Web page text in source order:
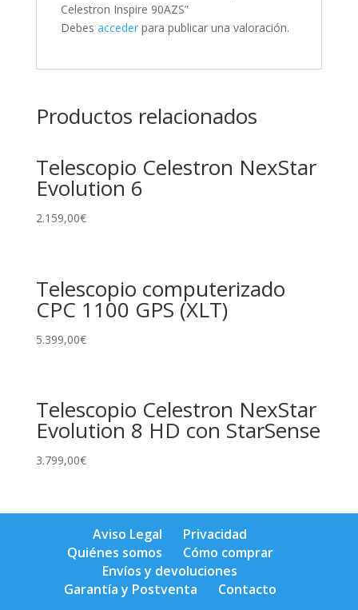
Celestron Inspire 90AZS”
Debes accederpara publicar una valoración.
Productos relacionados
Telescopio Celestron NexStar
Evolution 6
2.159,00€
Telescopio computerizado
CPC 1100 GPS (XLT)
5.399,00€
Telescopio Celestron NexStar
Evolution 8 HD con StarSense
3.799,00€
Aviso Legal
Privacidad
Quiénes somos
Cómo comprar
Envíos y devoluciones
Garantía y Postventa
Contacto